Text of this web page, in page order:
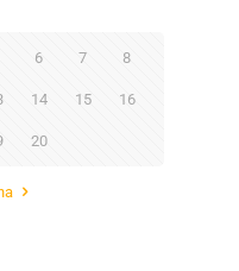
6 7 8
14 15 16
20